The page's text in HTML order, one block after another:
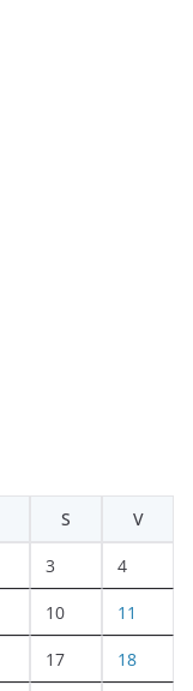
S V
3 4
10 11
17 18